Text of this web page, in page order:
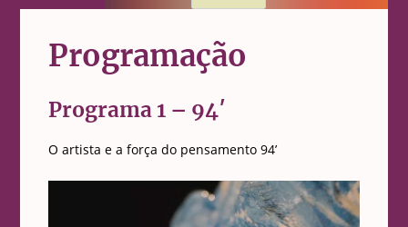
Programação
Programa 1 – 94′
O artista e a força do pensamento 94’